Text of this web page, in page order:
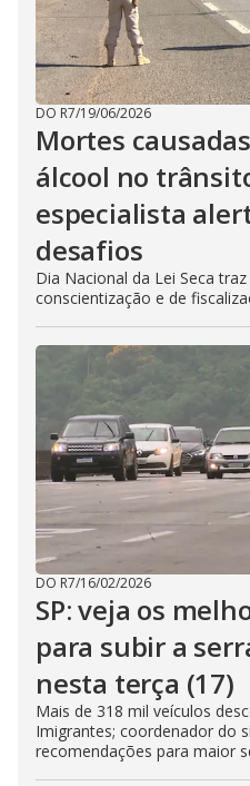
DO R7/19/06/2026
Mortes
álcool no
especialista
desafios
Dia Nacional da Lei Seca
conscientização e de
DO R7/16/02/2026
SP: veja os
para subir a
nesta terça (17)
Mais de 318 mil veículos
Imigrantes; coordenador do
recomendações para maior